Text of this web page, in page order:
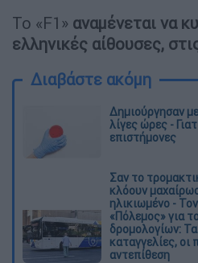
Το «F1» αναμένεται να
ελληνικές αίθουσες,
Διαβάστε ακόμη
Δημιούργησαν
λίγες ώρες -
επιστήμονες
Σαν το
κλόουν
ηλικιωμένο -
«Πόλεμος» για
δρομολογίων:
καταγγελίες, οι
αντεπίθεση